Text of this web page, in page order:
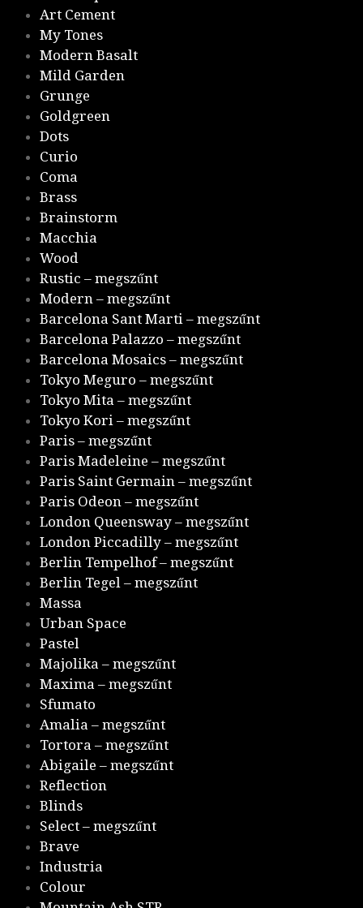
Art Cement
My Tones
Modern Basalt
Mild Garden
Grunge
Goldgreen
Dots
Curio
Coma
Brass
Brainstorm
Macchia
Wood
Rustic – megszűnt
Modern – megszűnt
Barcelona Sant Marti – megszűnt
Barcelona Palazzo – megszűnt
Barcelona Mosaics – megszűnt
Tokyo Meguro – megszűnt
Tokyo Mita – megszűnt
Tokyo Kori – megszűnt
Paris – megszűnt
Paris Madeleine – megszűnt
Paris Saint Germain – megszűnt
Paris Odeon – megszűnt
London Queensway – megszűnt
London Piccadilly – megszűnt
Berlin Tempelhof – megszűnt
Berlin Tegel – megszűnt
Massa
Urban Space
Pastel
Majolika – megszűnt
Maxima – megszűnt
Sfumato
Amalia – megszűnt
Tortora – megszűnt
Abigaile – megszűnt
Reflection
Blinds
Select – megszűnt
Brave
Industria
Colour